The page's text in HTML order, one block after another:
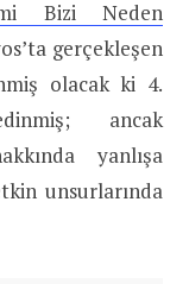
Bizi Neden
gerçekleşen
olacak ki 4.
ancak
yanlışa
unsurlarında